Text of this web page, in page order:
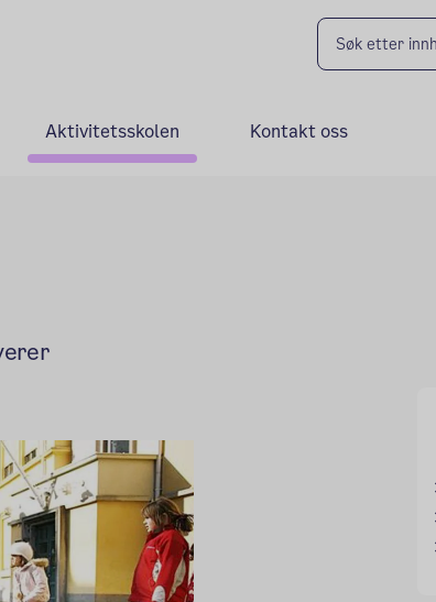
Aktivitetsskolen Kontakt oss